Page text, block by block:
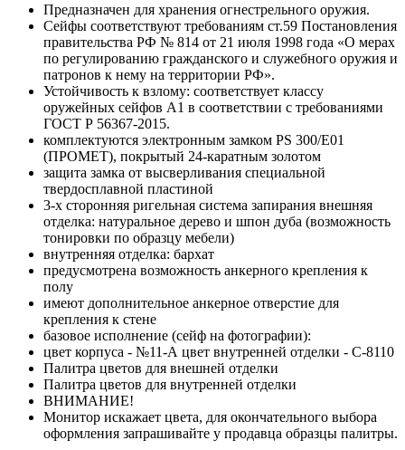
Предназначен для хранения огнестрельного оружия.
Сейфы соответствуют требованиям ст.59 Постановления
правительства РФ № 814 от 21 июля 1998 года «О мерах
по регулированию гражданского и служебного оружия и
патронов к нему на территории РФ».
Устойчивость к взлому: соответствует классу
оружейных сейфов А1 в соответствии с требованиями
ГОСТ Р 56367-2015.
комплектуются электронным замком PS 300/E01
(ПРОМЕТ), покрытый 24-каратным золотом
защита замка от высверливания специальной
твердосплавной пластиной
3-х сторонняя ригельная система запирания внешняя
отделка: натуральное дерево и шпон дуба (возможность
тонировки по образцу мебели)
внутренняя отделка: бархат
предусмотрена возможность анкерного крепления к
полу
имеют дополнительное анкерное отверстие для
крепления к стене
базовое исполнение (сейф на фотографии):
цвет корпуса - №11-А цвет внутренней отделки - С-8110
Палитра цветов для внешней отделки
Палитра цветов для внутренней отделки
ВНИМАНИЕ!
Монитор искажает цвета, для окончательного выбора
оформления запрашивайте у продавца образцы палитры.